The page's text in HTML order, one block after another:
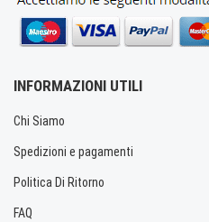
INFORMAZIONI UTILI
Chi Siamo
Spedizioni e pagamenti
Politica Di Ritorno
FAQ